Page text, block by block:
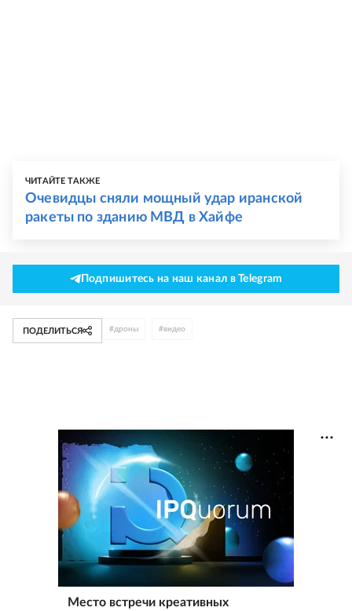
ЧИТАЙТЕ ТАКЖЕ
Очевидцы сняли мощный удар иранской
ракеты по зданию МВД в Хайфе
Подпишитесь на наш канал в Telegram
ПОДЕЛИТЬСЯ #дроны #видео
Место встречи креативных